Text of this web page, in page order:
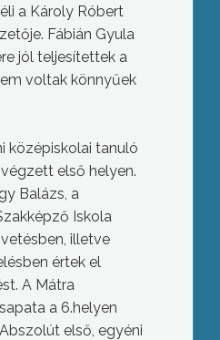
a Károly Róbert
Fábián Gyula
jól teljesítettek a
voltak könnyűek
középiskolai tanuló
első helyen.
Balázs, a
Iskola
illetve
értek el
A Mátra
a 6.helyen
első, egyéni